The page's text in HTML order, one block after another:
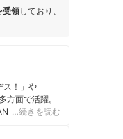
受領しており、
ス！」や
方面で活躍。
クリエイター
…続きを読む